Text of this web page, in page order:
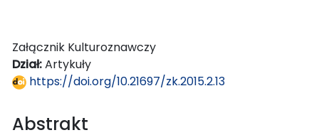
Załącznik Kulturoznawczy
Dział:Artykuły
https://doi.org/10.21697/zk.2015.2.13
Abstrakt